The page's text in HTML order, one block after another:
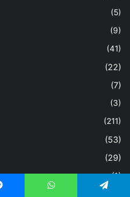
(5)
(9)
(41)
(22)
(7)
(3)
(211)
(53)
(29)
(1)